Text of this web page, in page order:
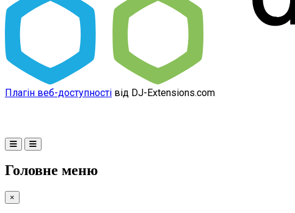
Плагін веб-доступності від DJ-Extensions.com
Головне меню
×